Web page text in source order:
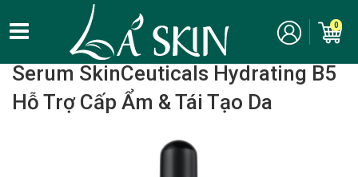
0
Home Chăm Sóc Da Mặt - Skincare/ Serum / Tinh Chất
Serum SkinCeuticals Hydrating B5
Hỗ Trợ Cấp Ẩm & Tái Tạo Da